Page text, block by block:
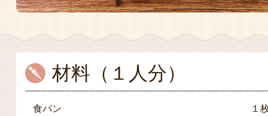
材料（１人分）
食パン １